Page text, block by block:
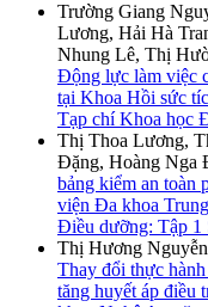
Trường Giang
Lương, Hải Hà
Nhung Lê, Thị
Động lực làm việc
tại Khoa Hồi sức
Tạp chí Khoa học
Thị Thoa Lương,
Đặng, Hoàng Nga
bảng kiểm an toàn
viện Đa khoa
Điều dưỡng: Tập 1
Thị Hương
Thay đổi thực
tăng huyết áp điều